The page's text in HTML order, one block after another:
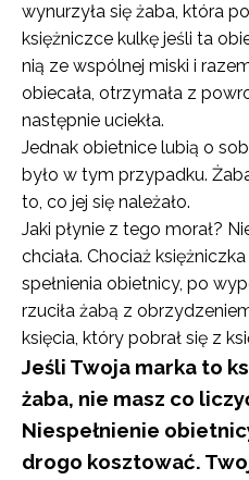
wynurzyła się żaba, która
księżniczce kulkę jeśli ta
nią ze wspólnej miski i
obiecała, otrzymała z
następnie uciekła.
Jednak obietnice lubią o
było w tym przypadku.
to, co jej się należało.
Jaki płynie z tego morał?
chciała. Chociaż
spełnienia obietnicy, po
rzuciła żabą z
księcia, który pobrał się z
Jeśli Twoja marka to
żaba, nie masz co
Niespełnienie
drogo kosztować.